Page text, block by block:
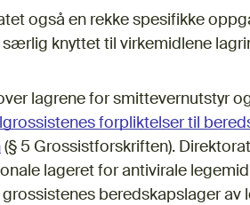
også en rekke spesifikke
knyttet til virkemidlene
lagrene for smittevernutstyr
forpliktelser til
(§ 5 Grossistforskriften).
lageret for antivirale
beredskapslager av